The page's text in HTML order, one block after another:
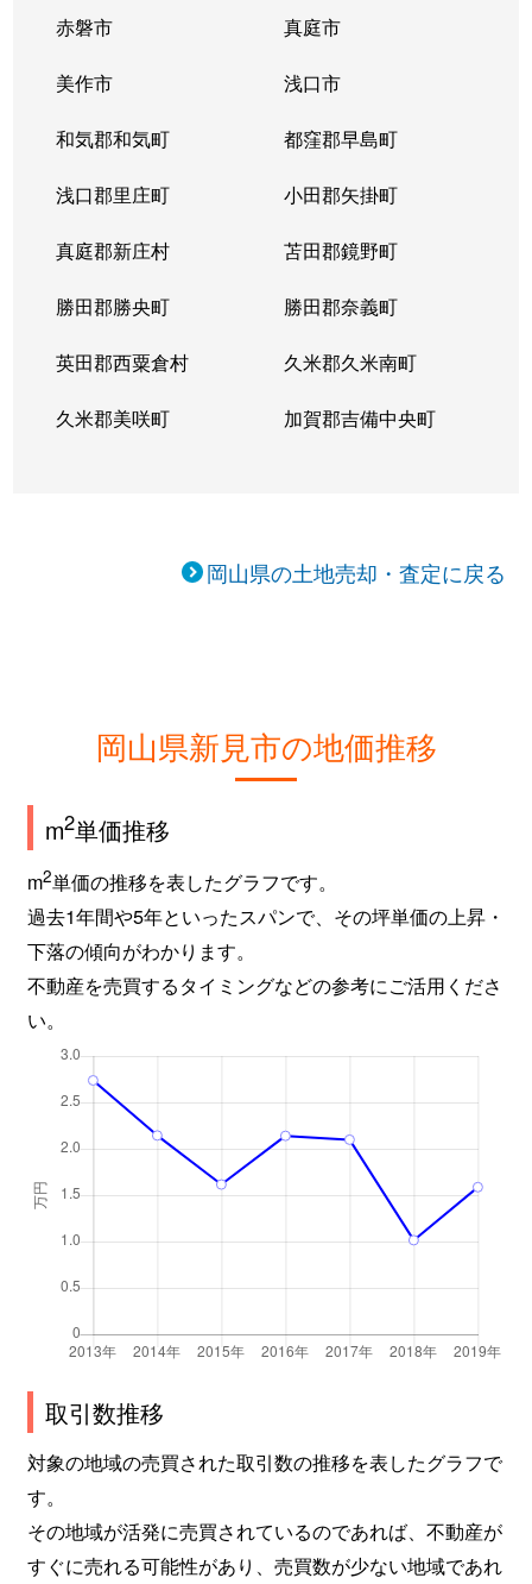
赤磐市 真庭市
美作市 浅口市
和気郡和気町 都窪郡早島町
浅口郡里庄町 小田郡矢掛町
真庭郡新庄村 苫田郡鏡野町
勝田郡勝央町 勝田郡奈義町
英田郡西粟倉村 久米郡久米南町
久米郡美咲町 加賀郡吉備中央町
岡山県の土地売却・査定に戻る
岡山県新見市の地価推移
m2単価推移
m2単価の推移を表したグラフです。
過去1年間や5年といったスパンで、その坪単価の上昇・
下落の傾向がわかります。
不動産を売買するタイミングなどの参考にご活用くださ
い。
取引数推移
対象の地域の売買された取引数の推移を表したグラフで
す。
その地域が活発に売買されているのであれば、不動産が
すぐに売れる可能性があり、売買数が少ない地域であれ